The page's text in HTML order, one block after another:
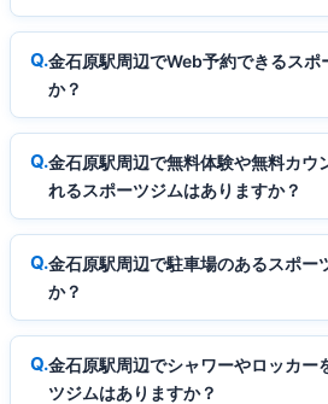
金石原駅周辺でWeb予約できるスポ
か？
金石原駅周辺で無料体験や無料カウ
れるスポーツジムはありますか？
金石原駅周辺で駐車場のあるスポー
か？
金石原駅周辺でシャワーやロッカー
ツジムはありますか？